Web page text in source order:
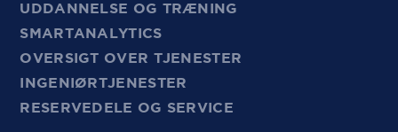
UDDANNELSE OG TRÆNING
SMARTANALYTICS
OVERSIGT OVER TJENESTER
INGENIØRTJENESTER
RESERVEDELE OG SERVICE